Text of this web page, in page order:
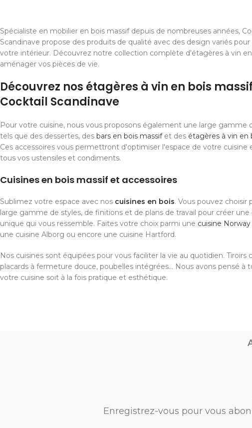
Spécialiste en mobilier en bois massif depuis de nombreuses années,
Scandinave propose des produits de qualité avec des design variés
votre intérieur. Découvrez notre collection complète d'étagères à vin
aménager vos pièces de vie.
Découvrez nos étagères à vin en bois
Cocktail Scandinave
Pour votre cuisine, nous vous proposons également une large gamme
tels que des dessertes, des bars en bois massifet des étagères à vin en
Ces accessoires vous permettront d'optimiser l'espace de votre cuisine
tous vos ustensiles et condiments.
Cuisines en bois massif et accessoires
Sublimez votre espace avec nos cuisines en bois. Vous pouvez choisir
large gamme de styles, de finitions et de plans de travail pour créer une
unique qui vous ressemble. Faites votre choix parmi une cuisine
une cuisine Alborg ou encore une cuisine Hartford.
Nos cuisines sont équipées pour vous faciliter la vie au quotidien. Tiroirs
placards à fermeture douce, poubelles intégrées... Nous avons pensé à
votre cuisine soit à la fois pratique et esthétique.
Enregistrez-vous pour vous